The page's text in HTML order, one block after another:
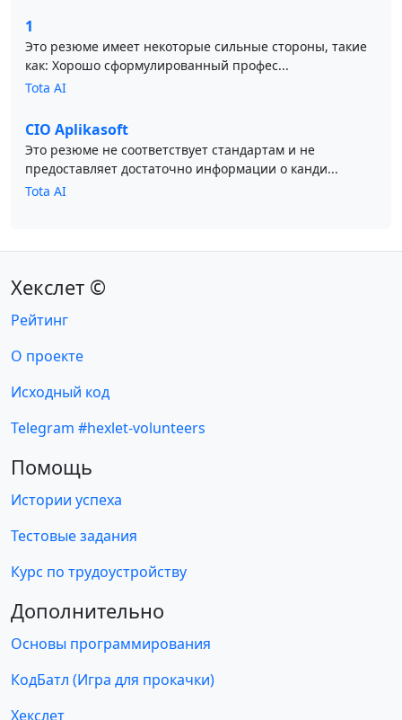
1
Это резюме имеет некоторые сильные стороны, такие
как: Хорошо сформулированный профес...
Tota AI
CIO Aplikasoft
Это резюме не соответствует стандартам и не
предоставляет достаточно информации о канди...
Tota AI
Хекслет ©
Рейтинг
О проекте
Исходный код
Telegram #hexlet-volunteers
Помощь
Истории успеха
Тестовые задания
Курс по трудоустройству
Дополнительно
Основы программирования
КодБатл (Игра для прокачки)
Хекслет